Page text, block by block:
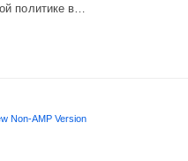
политике в…
Non-AMP Version